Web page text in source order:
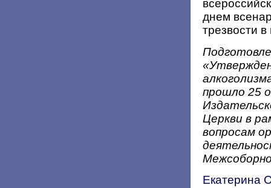
днем
трезвости
прошло 25
Церкви в
вопросам
Екатерина